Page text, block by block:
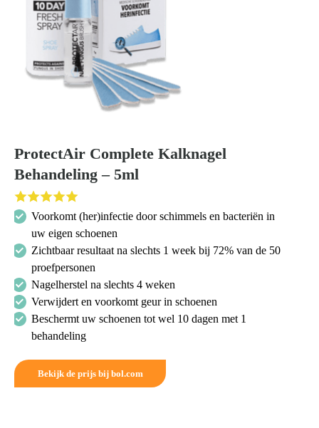
ProtectAir Complete Kalknagel
Behandeling – 5ml
Voorkomt (her)infectie door schimmels en bacteriën in
uw eigen schoenen
Zichtbaar resultaat na slechts 1 week bij 72% van de 50
proefpersonen
Nagelherstel na slechts 4 weken
Verwijdert en voorkomt geur in schoenen
Beschermt uw schoenen tot wel 10 dagen met 1
behandeling
Bekijk de prijs bij bol.com